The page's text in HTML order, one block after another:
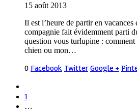
15 août 2013
Il est l’heure de partir en
compagnie fait évidemment parti
question vous turlupine :
chien ou mon…
0 Facebook Twitter Google +
1
…